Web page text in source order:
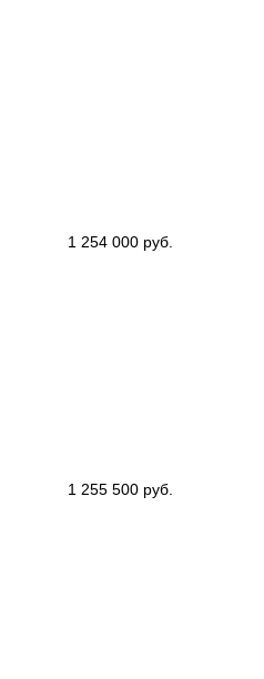
1 254 000 руб.
1 255 500 руб.